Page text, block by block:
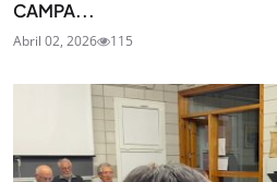
CAMPA...
Abril 02, 2026 115